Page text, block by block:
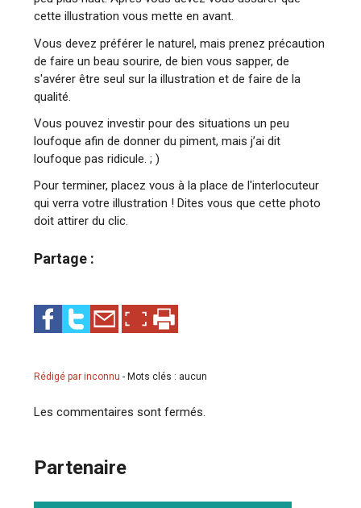
cette illustration vous mette en avant.
Vous devez préférer le naturel, mais prenez précaution
de faire un beau sourire, de bien vous sapper, de
s'avérer être seul sur la illustration et de faire de la
qualité.
Vous pouvez investir pour des situations un peu
loufoque afin de donner du piment, mais j’ai dit
loufoque pas ridicule. ; )
Pour terminer, placez vous à la place de l'interlocuteur
qui verra votre illustration ! Dites vous que cette photo
doit attirer du clic.
Partage :
Rédigé par inconnu- Mots clés : aucun
Les commentaires sont fermés.
Partenaire